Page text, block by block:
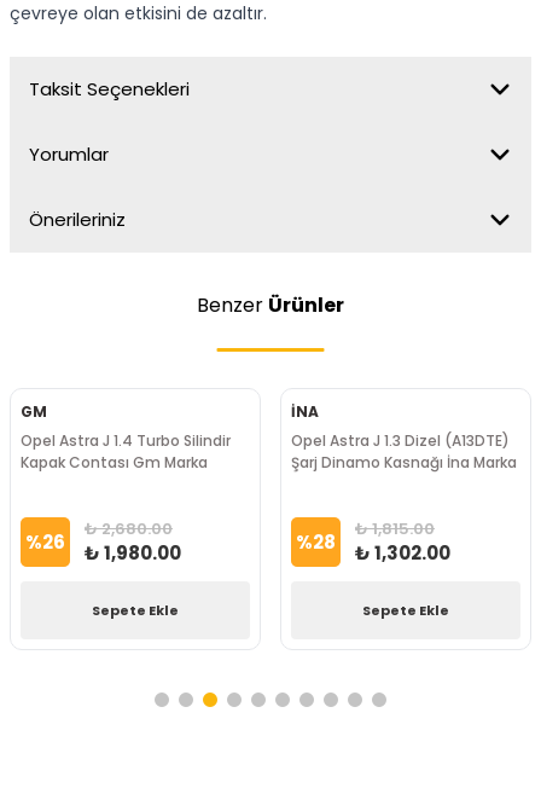
çevreye olan etkisini de azaltır.
Taksit Seçenekleri
Yorumlar
Önerileriniz
Benzer Ürünler
GM
Opel Astra J 1.4 Turbo Silindir
Kapak Contası Gm Marka
%26 ₺ 2,680.00
₺ 1,980.00
Sepete Ekle
İNA
Opel Astra J 1.3 Dizel (A13DTE)
Şarj Dinamo Kasnağı İna Marka
%28 ₺ 1,815.00
₺ 1,302.00
Sepete Ekle